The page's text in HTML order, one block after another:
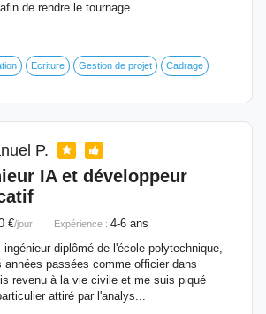
de rendre le tournage...
Ecriture Gestion de projet Cadrage
P.
IA et développeur
€/jour Expérience : 4-6 ans
diplômé de l'école polytechnique,
années passées comme officier dans
revenu à la vie civile et me suis piqué
attiré par l'analys...